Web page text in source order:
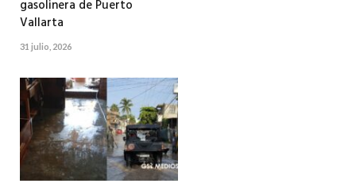
gasolinera de Puerto
Vallarta
31 julio, 2026